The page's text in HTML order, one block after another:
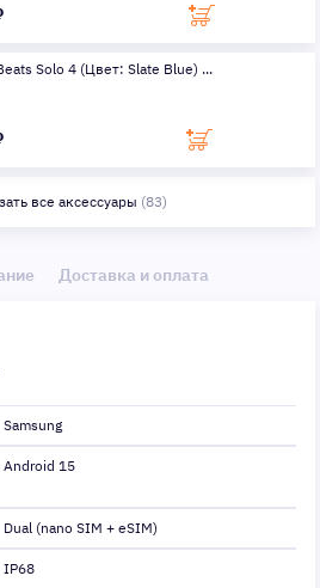
Solo 4 (Цвет: Slate Blue) ...
все аксессуары (83)
Доставка и оплата
Samsung
Android 15
Dual (nano SIM + eSIM)
IP68